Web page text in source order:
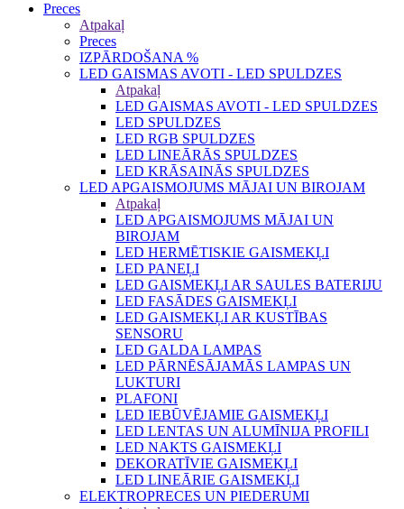
Preces
Atpakaļ
Preces
IZPĀRDOŠANA %
LED GAISMAS AVOTI - LED SPULDZES
Atpakaļ
LED GAISMAS AVOTI - LED SPULDZES
LED SPULDZES
LED RGB SPULDZES
LED LINEĀRĀS SPULDZES
LED KRĀSAINĀS SPULDZES
LED APGAISMOJUMS MĀJAI UN BIROJAM
Atpakaļ
LED APGAISMOJUMS MĀJAI UN
BIROJAM
LED HERMĒTISKIE GAISMEKĻI
LED PANEĻI
LED GAISMEKĻI AR SAULES BATERIJU
LED FASĀDES GAISMEKĻI
LED GAISMEKĻI AR KUSTĪBAS
SENSORU
LED GALDA LAMPAS
LED PĀRNĒSĀJAMĀS LAMPAS UN
LUKTURI
PLAFONI
LED IEBŪVĒJAMIE GAISMEKĻI
LED LENTAS UN ALUMĪNIJA PROFILI
LED NAKTS GAISMEKĻI
DEKORATĪVIE GAISMEKĻI
LED LINEĀRIE GAISMEKĻI
ELEKTROPRECES UN PIEDERUMI